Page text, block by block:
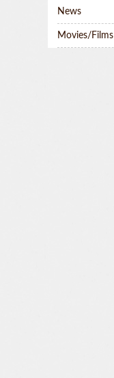
News
Movies/Films